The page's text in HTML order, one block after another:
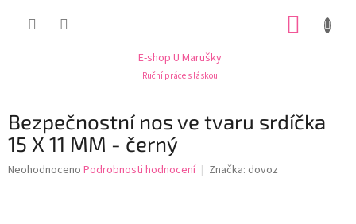
E-shop U Marušky
Ruční práce s láskou
Bezpečnostní nos ve tvaru srdíčka
15 X 11 MM - černý
Průměrné
Neohodnoceno Podrobnosti hodnocení Značka: dovoz